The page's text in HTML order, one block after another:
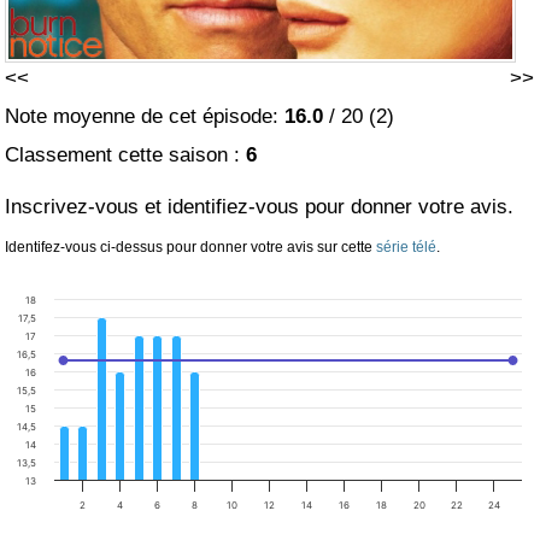
<<
>>
Note moyenne de cet épisode: 16.0 / 20 (2)
Classement cette saison :6
Inscrivez-vous et identifiez-vous pour donner votre avis.
Identifez-vous ci-dessus pour donner votre avis sur cettesérie télé
2 4 6 8 10 12 14 16 18 20 22 24
13
13,5
14
14,5
15
15,5
16
16,5
17
17,5
18